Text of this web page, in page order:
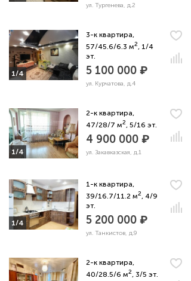
ул. Тургенева, д.2
1/4
3-к квартира,
57/45.6/6.3 м2, 1/4
эт.
5 100 000 ₽
ул. Курчатова, д.4
1/4
2-к квартира,
47/28/7 м2, 5/16 эт.
4 900 000 ₽
ул. Закавказская, д.1
1/4
1-к квартира,
39/16.7/11.2 м2, 4/9
эт.
5 200 000 ₽
ул. Танкистов, д.9
2-к квартира,
40/28.5/6 м2, 3/5 эт.